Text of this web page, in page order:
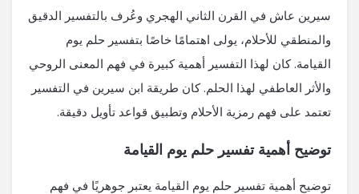
سيرين عاش في القرن الثاني الهجري وعُرف بالتفسير الدقيق
والمنطقي للأحلام، يولى اهتمامًا خاصًا بتفسير حلم يوم
القيامة. كان لهذا التفسير أهمية كبيرة في فهم المعنى الروحي
والأثر العاطفي لهذا الحلم. كان طريقة ابن سيرين في التفسير
تعتمد على فهم رمزية الأحلام وتطبيق قواعد تأويل دقيقة.
توضيح أهمية تفسير حلم يوم القيامة
توضيح أهمية تفسير حلم يوم القيامة يعتبر جوهريًا في فهم